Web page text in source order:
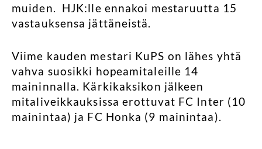
muiden. HJK:lle ennakoi mestaruutta 15
vastauksensa jättäneistä.
Viime kauden mestari KuPS on lähes yhtä
vahva suosikki hopeamitaleille 14
maininnalla. Kärkikaksikon jälkeen
mitaliveikkauksissa erottuvat FC Inter (10
mainintaa) ja FC Honka (9 mainintaa).